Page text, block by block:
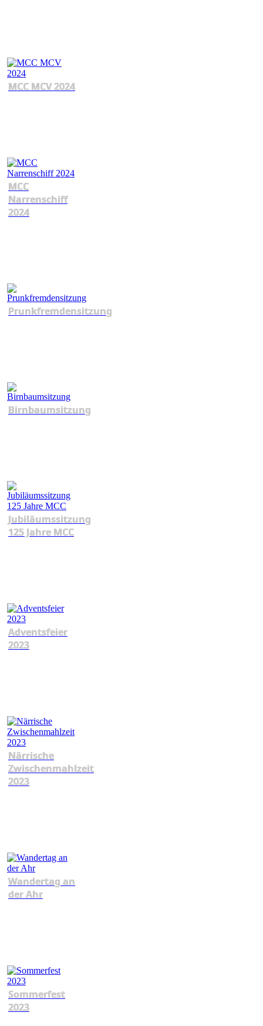
MCC MCV 2024
MCC
Narrenschiff
2024
Prunkfremdensitzung
Birnbaumsitzung
Jubiläumssitzung
125 Jahre MCC
Adventsfeier
2023
Närrische
Zwischenmahlzeit
2023
Wandertag an
der Ahr
Sommerfest
2023